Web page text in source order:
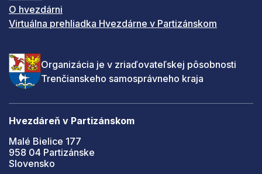
O hvezdárni
Virtuálna prehliadka Hvezdárne v Partizánskom
Organizácia je v zriaďovateľskej pôsobnosti
Trenčianskeho samosprávneho kraja
Hvezdáreň v Partizánskom
Malé Bielice 177
958 04 Partizánske
Slovensko